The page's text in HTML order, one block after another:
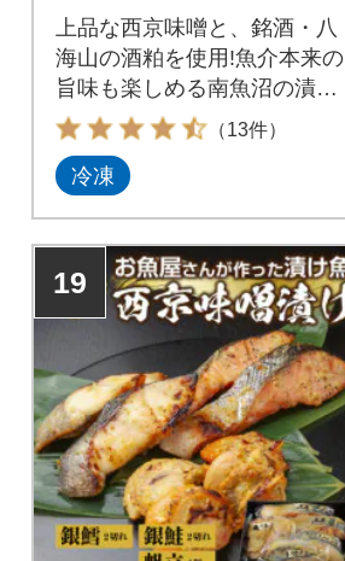
上品な西京味噌と、銘酒・八
海山の酒粕を使用!魚介本来の
旨味も楽しめる南魚沼の漬け
魚セット!
（13件）
冷凍
19